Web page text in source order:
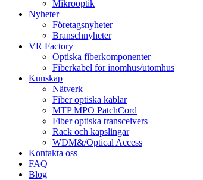
Mikrooptik
Nyheter
Företagsnyheter
Branschnyheter
VR Factory
Optiska fiberkomponenter
Fiberkabel för inomhus/utomhus
Kunskap
Nätverk
Fiber optiska kablar
MTP MPO PatchCord
Fiber optiska transceivers
Rack och kapslingar
WDM&/Optical Access
Kontakta oss
FAQ
Blog